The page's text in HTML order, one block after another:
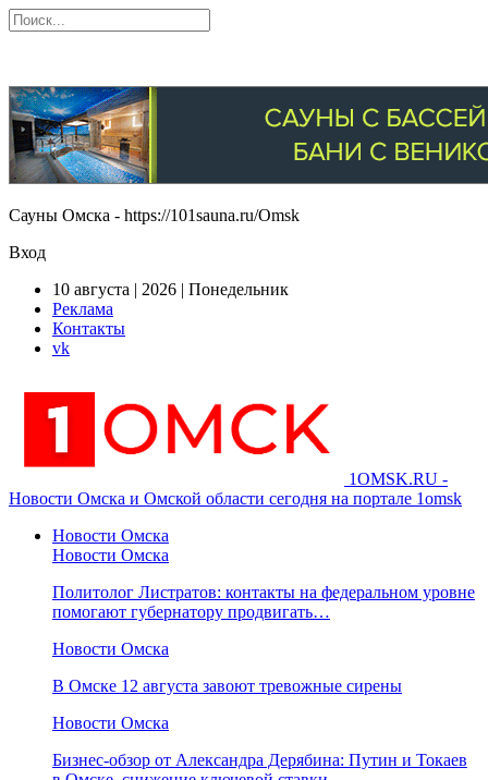
Сауны Омска - https://101sauna.ru/Omsk
Вход
10 августа | 2026 | Понедельник
Реклама
Контакты
vk
1OMSK.RU -
Новости Омска и Омской области сегодня на портале 1omsk
Новости Омска
Новости Омска
Политолог Листратов: контакты на федеральном уровне
помогают губернатору продвигать…
Новости Омска
В Омске 12 августа завоют тревожные сирены
Новости Омска
Бизнес-обзор от Александра Дерябина: Путин и Токаев